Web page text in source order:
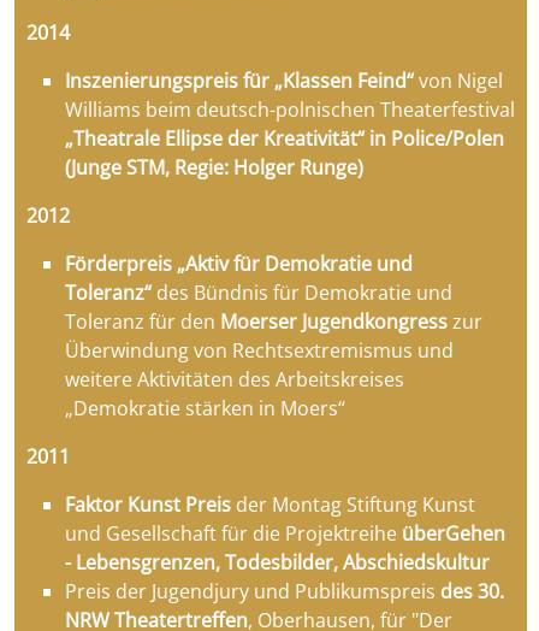
2014
Inszenierungspreis für „Klassen Feind“von Nigel
Williams beim deutsch-polnischen Theaterfestival
„Theatrale Ellipse der Kreativität“ in Police/Polen
(Junge STM, Regie: Holger Runge)
2012
Förderpreis „Aktiv für Demokratie und
Toleranz“ des Bündnis für Demokratie und
Toleranz für den Moerser Jugendkongresszur
Überwindung von Rechtsextremismus und
weitere Aktivitäten des Arbeitskreises
„Demokratie stärken in Moers“
2011
Faktor Kunst Preis der Montag Stiftung Kunst
und Gesellschaft für die Projektreihe überGehen
- Lebensgrenzen, Todesbilder, Abschiedskultur
Preis der Jugendjury und Publikumspreis des 30.
NRW Theatertreffen, Oberhausen, für "Der